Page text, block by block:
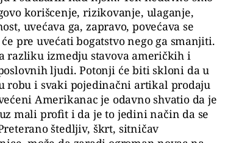
korišcenje, rizikovanje, ulaganje,
uvećava ga, zapravo, povećava se
pre uvećati bogatstvo nego ga smanjiti.
razliku izmedju stavova američkih i
ljudi. Potonji će biti skloni da u
robu i svaki pojedinačni artikal prodaju
Amerikanac je odavno shvatio da je
mali profit i da je to jedini način da se
štedljiv, škrt, sitničav